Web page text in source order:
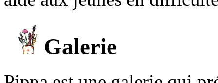
Galerie